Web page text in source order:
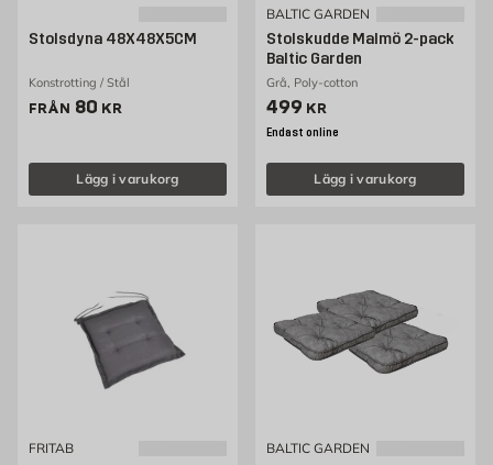
Stolsdyna 48X48X5CM
Konstrotting / Stål
FRÅN Pris 80 kr
80 KR
Lägg i varukorg
BALTIC GARDEN
Stolskudde Malmö 2-pack
Baltic Garden
Grå, Poly-cotton
Pris 499 kr
499 KR
Endast online
Lägg i varukorg
FRITAB BALTIC GARDEN